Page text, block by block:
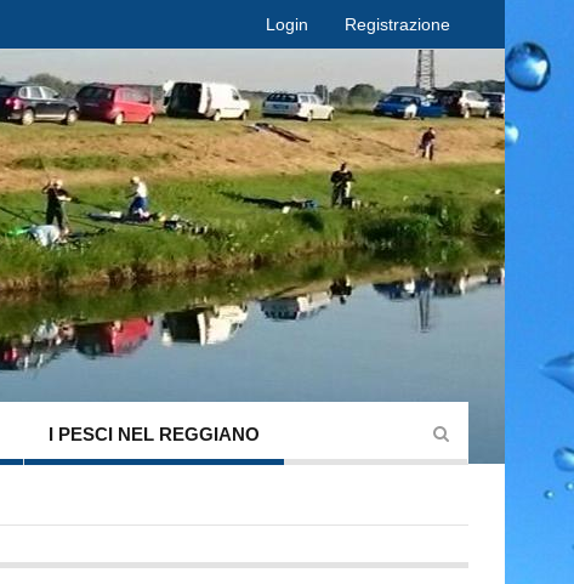
Login Registrazione
I PESCI NEL REGGIANO